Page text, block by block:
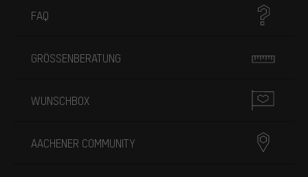
FAQ
GRÖSSENBERATUNG
WUNSCHBOX
AACHENER COMMUNITY